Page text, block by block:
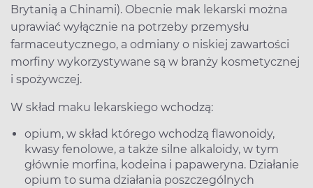
Brytanią a Chinami). Obecnie mak lekarski można
uprawiać wyłącznie na potrzeby przemysłu
farmaceutycznego, a odmiany o niskiej zawartości
morfiny wykorzystywane są w branży kosmetycznej
i spożywczej.
W skład maku lekarskiego wchodzą:
opium, w skład którego wchodzą flawonoidy,
kwasy fenolowe, a także silne alkaloidy, w tym
głównie morfina, kodeina i papaweryna. Działanie
opium to suma działania poszczególnych